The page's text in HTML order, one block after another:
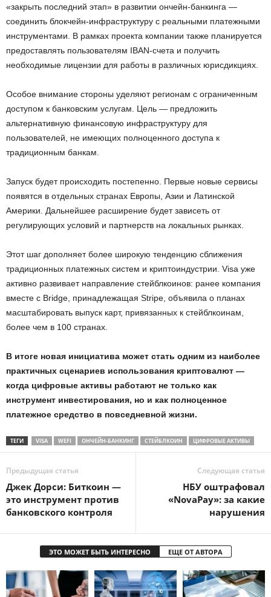
«закрыть последний этап» в развитии ончейн-банкинга —
соединить блокчейн-инфраструктуру с реальными платежными
инструментами. В рамках проекта компании также планируется
предоставлять пользователям IBAN-счета и получить
необходимые лицензии для работы в различных юрисдикциях.
Особое внимание стороны уделяют регионам с ограниченным
доступом к банковским услугам. Цель — предложить
альтернативную финансовую инфраструктуру для
пользователей, не имеющих полноценного доступа к
традиционным банкам.
Запуск будет происходить постепенно. Первые новые сервисы
появятся в отдельных странах Европы, Азии и Латинской
Америки. Дальнейшее расширение будет зависеть от
регулирующих условий и партнерств на локальных рынках.
Этот шаг дополняет более широкую тенденцию сближения
традиционных платежных систем и криптоиндустрии. Visa уже
активно развивает направление стейблкоинов: ранее компания
вместе с Bridge, принадлежащая Stripe, объявила о планах
масштабировать выпуск карт, привязанных к стейблкоинам,
более чем в 100 странах.
В итоге новая инициатива может стать одним из наиболее
практичных сценариев использования криптовалют —
когда цифровые активы работают не только как
инструмент инвестирования, но и как полноценное
платежное средство в повседневной жизни.
ТЕГИ VISA WEFI ОНЧЕЙН-БАНКИНГ СТЕЙБЛКОИН ЦИФРОВЫЕ АКТИВЫ
Предыдущая статья
Джек Дорси: Биткоин —
это инструмент против
банковского контроля
Следующая статья
НБУ оштрафовал
«NovaPay»: за какие
нарушения
ЭТО МОЖЕТ БЫТЬ ИНТЕРЕСНО ЕЩЕ ОТ АВТОРА